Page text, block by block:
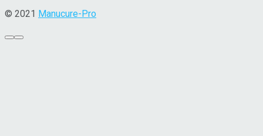
© 2021 Manucure-Pro